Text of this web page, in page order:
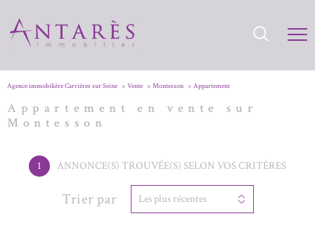
Agence immobilière Carrières sur Seine Vente Montesson Appartement
Appartement en vente sur
Montesson
1 ANNONCE(S) TROUVÉE(S) SELON VOS CRITÈRES
Trier par Les plus récentes